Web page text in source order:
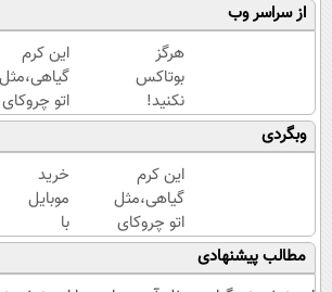
از سراسر وب
هرگز
بوتاکس
نکنید!
جوانساز
جلبک
پوست
شمارا
۱۰ سال
جوان
می کند
این کرم
گیاهی،مثل
اتو چروکای
میکنه!50%تخفیف
وبگردی
این کرم
گیاهی،مثل
اتو چروکای
پوستتوصاف
میکنه!50%تخفیف
خرید
موبایل
با
اسنپ
پی | در
مطالب پیشنهادی